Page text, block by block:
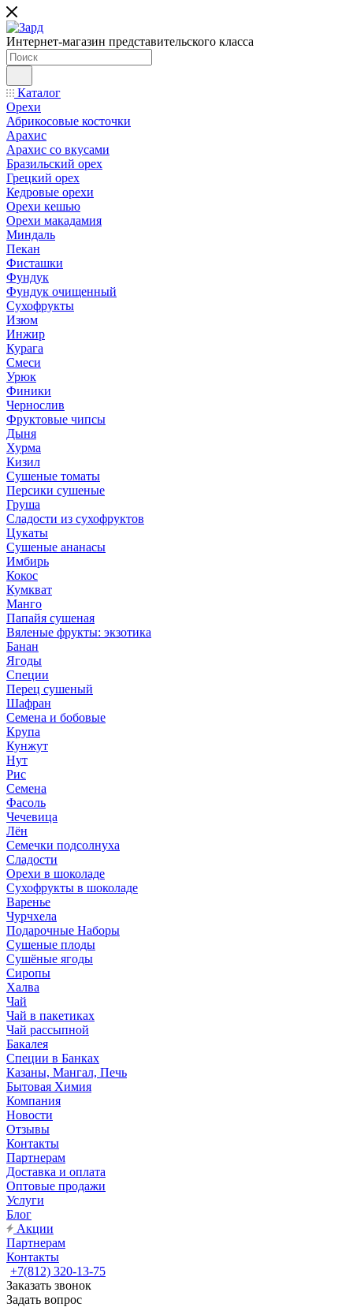
Интернет-магазин представительского класса
Каталог
Орехи
Абрикосовые косточки
Арахис
Арахис со вкусами
Бразильский орех
Грецкий орех
Кедровые орехи
Орехи кешью
Орехи макадамия
Миндаль
Пекан
Фисташки
Фундук
Фундук очищенный
Сухофрукты
Изюм
Инжир
Курага
Смеси
Урюк
Финики
Чернослив
Фруктовые чипсы
Дыня
Хурма
Кизил
Сушеные томаты
Персики сушеные
Груша
Сладости из сухофруктов
Цукаты
Cушеные ананасы
Имбирь
Кокос
Кумкват
Манго
Папайя сушеная
Вяленые фрукты: экзотика
Банан
Ягоды
Специи
Перец сушеный
Шафран
Семена и бобовые
Крупа
Кунжут
Нут
Рис
Семена
Фасоль
Чечевица
Лён
Семечки подсолнуха
Сладости
Орехи в шоколаде
Сухофрукты в шоколаде
Варенье
Чурчхела
Подарочные Наборы
Cушеные плоды
Сушёные ягоды
Сиропы
Халва
Чай
Чай в пакетиках
Чай рассыпной
Бакалея
Специи в Банках
Казаны, Мангал, Печь
Бытовая Химия
Компания
Новости
Отзывы
Контакты
Партнерам
Доставка и оплата
Оптовые продажи
Услуги
Блог
Акции
Партнерам
Контакты
+7(812) 320-13-75
Заказать звонок
Задать вопрос